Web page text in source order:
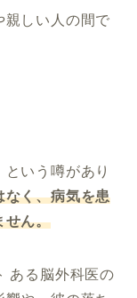
親しい人の間で
いう噂があり
なく、病気を患
せん。
ある脳外科医の